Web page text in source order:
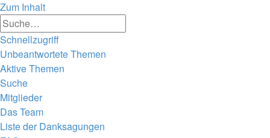
Zum Inhalt
Schnellzugriff
Unbeantwortete Themen
Aktive Themen
Suche
Mitglieder
Das Team
Liste der Danksagungen